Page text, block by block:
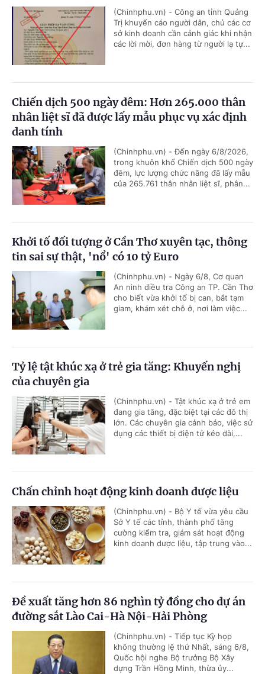
(Chinhphu.vn) - Công an tỉnh Quảng
Trị khuyến cáo người dân, chủ các cơ
sở kinh doanh cần cảnh giác khi nhận
các lời mời, đơn hàng từ người lạ tự...
Chiến dịch 500 ngày đêm: Hơn 265.000 thân
nhân liệt sĩ đã được lấy mẫu phục vụ xác định
danh tính
(Chinhphu.vn) - Đến ngày 6/8/2026,
trong khuôn khổ Chiến dịch 500 ngày
đêm, lực lượng chức năng đã lấy mẫu
của 265.761 thân nhân liệt sĩ, phân...
Khởi tố đối tượng ở Cần Thơ xuyên tạc, thông
tin sai sự thật, 'nổ' có 10 tỷ Euro
(Chinhphu.vn) - Ngày 6/8, Cơ quan
An ninh điều tra Công an TP. Cần Thơ
cho biết vừa khởi tố bị can, bắt tạm
giam, khám xét chỗ ở, nơi làm việc...
Tỷ lệ tật khúc xạ ở trẻ gia tăng: Khuyến nghị
của chuyên gia
(Chinhphu.vn) - Tật khúc xạ ở trẻ em
đang gia tăng, đặc biệt tại các đô thị
lớn. Các chuyên gia cảnh báo, việc sử
dụng các thiết bị điện tử kéo dài,...
Chấn chỉnh hoạt động kinh doanh dược liệu
(Chinhphu.vn) - Bộ Y tế vừa yêu cầu
Sở Y tế các tỉnh, thành phố tăng
cường kiểm tra, giám sát hoạt động
kinh doanh dược liệu, tập trung vào...
Đề xuất tăng hơn 86 nghìn tỷ đồng cho dự án
đường sắt Lào Cai-Hà Nội-Hải Phòng
(Chinhphu.vn) - Tiếp tục Kỳ họp
không thường lệ thứ Nhất, sáng 6/8,
Quốc hội nghe Bộ trưởng Bộ Xây
dựng Trần Hồng Minh, thừa ủy...